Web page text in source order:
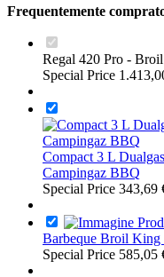
Frequentemente
Regal 420 Pro -
Special Price
Compact 3 L
Campingaz BBQ
Special Price 343,69
Barbeque Broil King
Special Price 585,05